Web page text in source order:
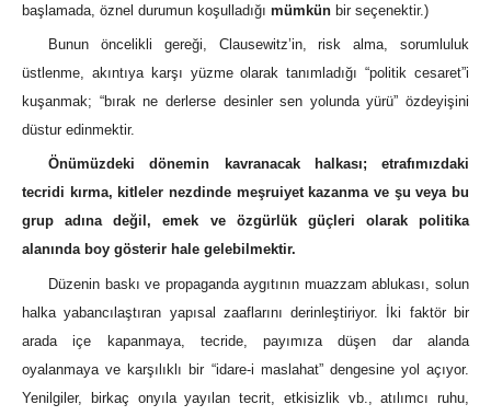
başlamada, öznel durumun koşulladığı mümkün bir seçenektir.)
Bunun öncelikli gereği, Clausewitz’in, risk alma, sorumluluk
üstlenme, akıntıya karşı yüzme olarak tanımladığı “politik cesaret”i
kuşanmak; “bırak ne derlerse desinler sen yolunda yürü” özdeyişini
düstur edinmektir.
Önümüzdeki dönemin kavranacak halkası; etrafımızdaki
tecridi kırma, kitleler nezdinde meşruiyet kazanma ve şu veya bu
grup adına değil, emek ve özgürlük güçleri olarak politika
alanında boy gösterir hale gelebilmektir.
Düzenin baskı ve propaganda aygıtının muazzam ablukası, solun
halka yabancılaştıran yapısal zaaflarını derinleştiriyor. İki faktör bir
arada içe kapanmaya, tecride, payımıza düşen dar alanda
oyalanmaya ve karşılıklı bir “idare-i maslahat” dengesine yol açıyor.
Yenilgiler, birkaç onyıla yayılan tecrit, etkisizlik vb., atılımcı ruhu,